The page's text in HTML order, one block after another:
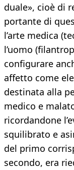
duale», cioè di
portante di
l’arte medica
l’uomo
configurare
affetto come
destinata alla
medico e
ricordandone
squilibrato e
del primo
secondo, era